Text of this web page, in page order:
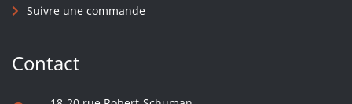
Suivre une commande
Contact